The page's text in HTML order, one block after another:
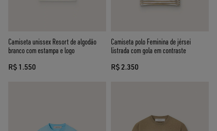
Camiseta unissex Resort de algodão
branco com estampa e logo
R$ 1.550
Camiseta polo Feminina de jérsei
listrada com gola em contraste
R$ 2.350